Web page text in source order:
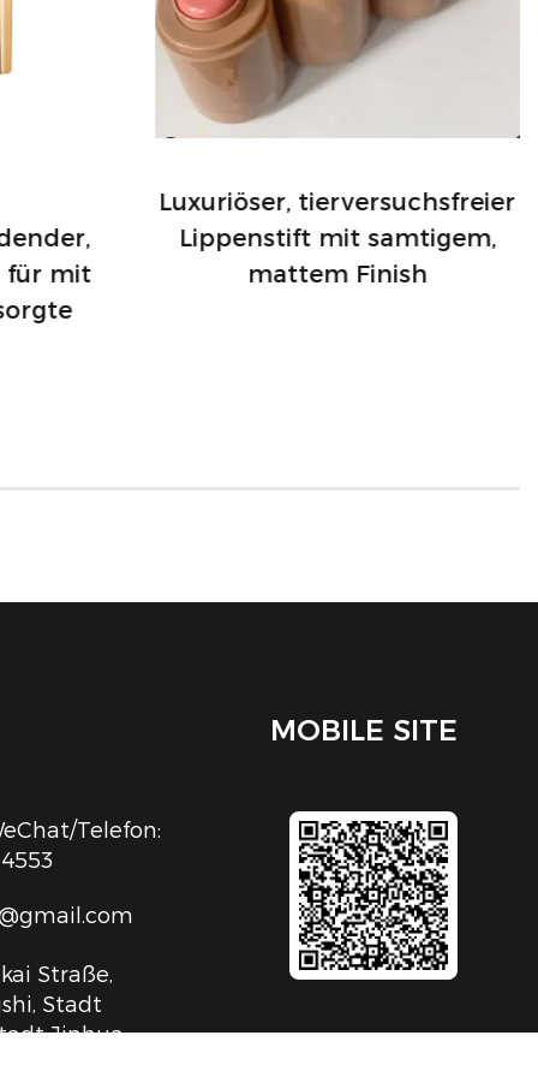
für mit
Luxuriöser, tierversuchsfreier
Lippenstift mit samtigem,
mattem Finish
Telefon:
Straße,
Stadt
Jinhua,
MOBILE SITE